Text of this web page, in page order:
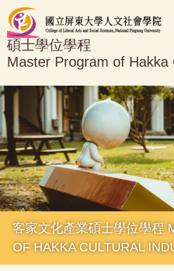
跳
到
主
要
容
區
碩士學位學程
Master Program of Hakka
客家文化產業碩士學位學程
OF HAKKA CULTURAL